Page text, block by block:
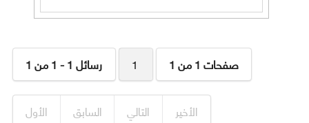
رسائل 1 - 1 من 1 1 صفحات 1 من 1
الأول السابق التالي الأخير